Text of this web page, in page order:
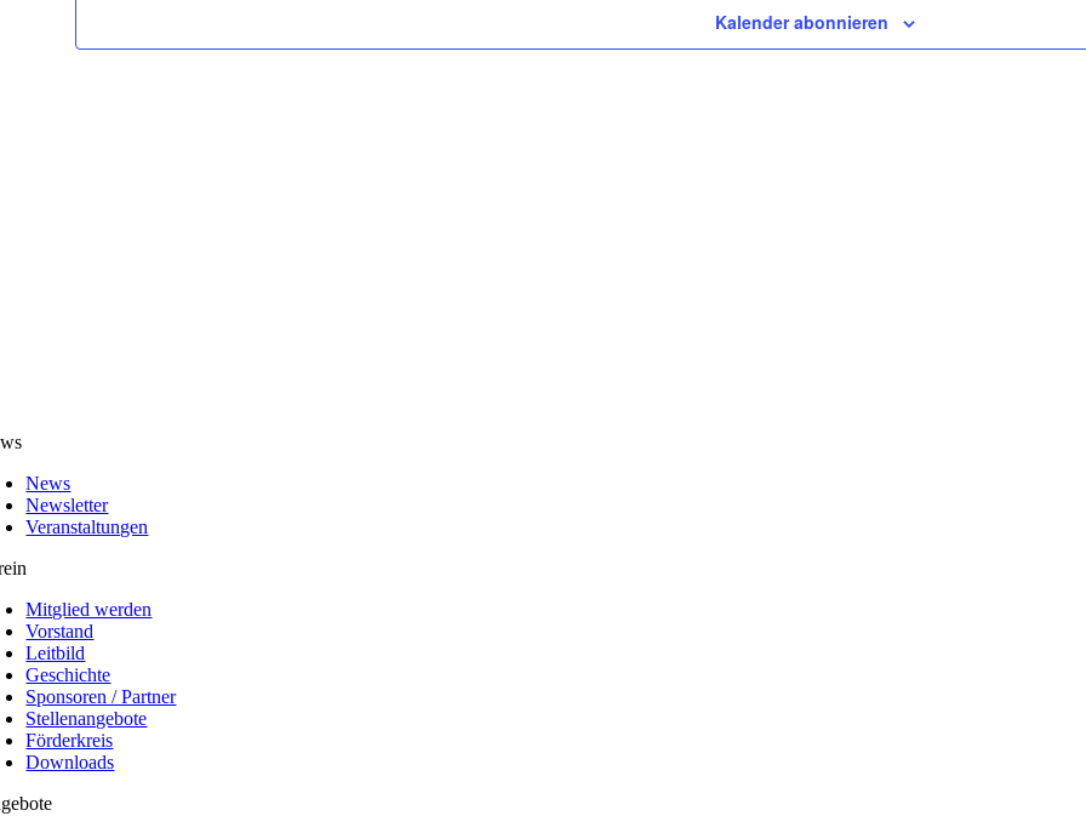
Kalender abonnieren
News
Newsletter
Veranstaltungen
Mitglied werden
Vorstand
Leitbild
Geschichte
Sponsoren / Partner
Stellenangebote
Förderkreis
Downloads